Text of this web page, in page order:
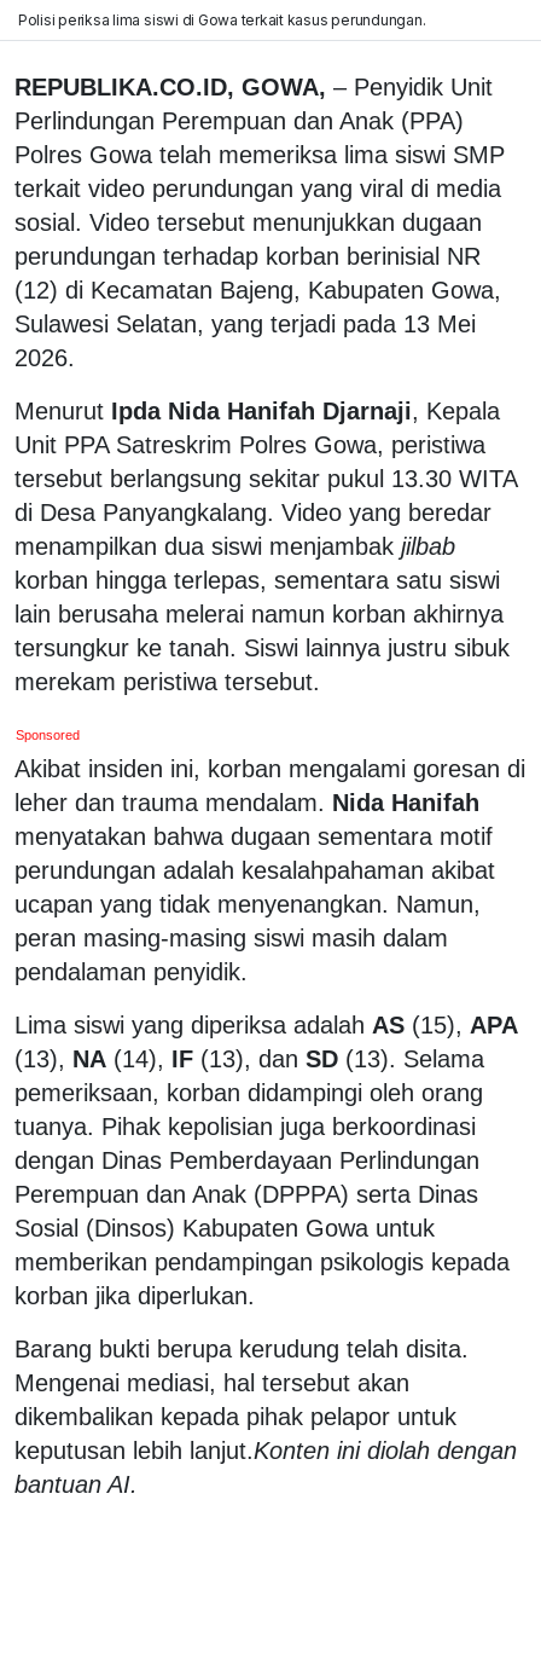
Polisi periksa lima siswi di Gowa terkait kasus perundungan.
REPUBLIKA.CO.ID, GOWA, – Penyidik Unit
Perlindungan Perempuan dan Anak (PPA)
Polres Gowa telah memeriksa lima siswi SMP
terkait video perundungan yang viral di media
sosial. Video tersebut menunjukkan dugaan
perundungan terhadap korban berinisial NR
(12) di Kecamatan Bajeng, Kabupaten Gowa,
Sulawesi Selatan, yang terjadi pada 13 Mei
2026.
Menurut Ipda Nida Hanifah Djarnaji, Kepala
Unit PPA Satreskrim Polres Gowa, peristiwa
tersebut berlangsung sekitar pukul 13.30 WITA
di Desa Panyangkalang. Video yang beredar
menampilkan dua siswi menjambak jilbab
korban hingga terlepas, sementara satu siswi
lain berusaha melerai namun korban akhirnya
tersungkur ke tanah. Siswi lainnya justru sibuk
merekam peristiwa tersebut.
Sponsored
Akibat insiden ini, korban mengalami goresan di
leher dan trauma mendalam. Nida Hanifah
menyatakan bahwa dugaan sementara motif
perundungan adalah kesalahpahaman akibat
ucapan yang tidak menyenangkan. Namun,
peran masing-masing siswi masih dalam
pendalaman penyidik.
Lima siswi yang diperiksa adalah AS (15), APA
(13), NA (14), IF (13), dan SD (13). Selama
pemeriksaan, korban didampingi oleh orang
tuanya. Pihak kepolisian juga berkoordinasi
dengan Dinas Pemberdayaan Perlindungan
Perempuan dan Anak (DPPPA) serta Dinas
Sosial (Dinsos) Kabupaten Gowa untuk
memberikan pendampingan psikologis kepada
korban jika diperlukan.
Barang bukti berupa kerudung telah disita.
Mengenai mediasi, hal tersebut akan
dikembalikan kepada pihak pelapor untuk
keputusan lebih lanjut.Konten ini diolah dengan
bantuan AI.